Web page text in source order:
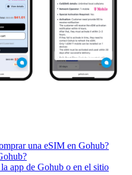
una eSIM en Gohub?
app de Gohub o en el sitio